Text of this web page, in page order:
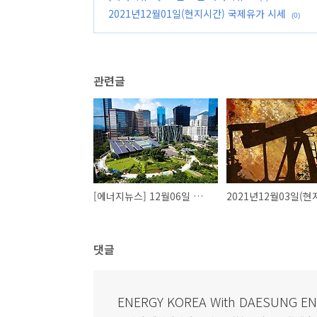
2021년12월01일(현지시간) 국제유가 시세 (0)
관련글
[에너지뉴스] 12월06일 에너지뉴스
댓글
ENERGY KOREA With DAESUNG